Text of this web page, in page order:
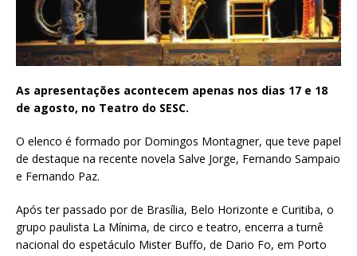
As apresentações acontecem apenas nos dias 17 e 18
de agosto, no Teatro do SESC.
O elenco é formado por Domingos Montagner, que teve papel
de destaque na recente novela Salve Jorge, Fernando Sampaio
e Fernando Paz.
Após ter passado por de Brasília, Belo Horizonte e Curitiba, o
grupo paulista La Mínima, de circo e teatro, encerra a turnê
nacional do espetáculo Mister Buffo, de Dario Fo, em Porto